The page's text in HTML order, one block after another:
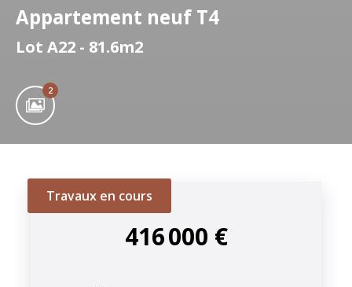
Appartement neuf T4
Lot A22 - 81.6m2
2
Travaux en cours
416 000 €